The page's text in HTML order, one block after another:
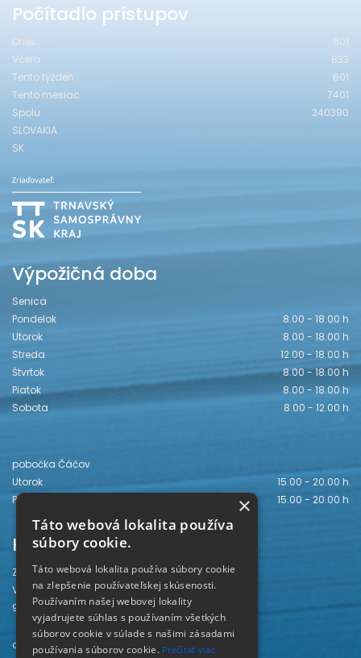
Počítadlo prístupov
Dnes
601
Včera
833
Tento týždeň
601
Tento mesiac
7401
Spolu
240390
SLOVAKIA
SK
Výpožičná doba
Senica
Pondelok
8.00 - 18.00 h
Utorok
8.00 - 18.00 h
Streda
12.00 - 18.00 h
Štvrtok
8.00 - 18.00 h
Piatok
8.00 - 18.00 h
Sobota
8.00 - 12.00 h
pobočka Čáčov
Utorok
15.00 - 20.00 h
Piatok
15.00 - 20.00 h
Kontakt
Záhorská knižnica
Vajanského 28
905 01 Senica
odd. beletrie 034/654 3780
×
Táto webová lokalita používa
súbory cookie.
Táto webová lokalita používa súbory cookie
na zlepšenie používateľskej skúsenosti.
Používaním našej webovej lokality
vyjadrujete súhlas s používaním všetkých
súborov cookie v súlade s našimi zásadami
používania súborov cookie. Prečítať viac